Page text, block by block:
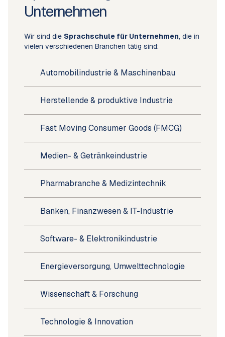
Unternehmen
Wir sind die Sprachschule für Unternehmen, die in
vielen verschiedenen Branchen tätig sind:
Automobilindustrie & Maschinenbau
Herstellende & produktive Industrie
Fast Moving Consumer Goods (FMCG)
Medien- & Getränkeindustrie
Pharmabranche & Medizintechnik
Banken, Finanzwesen & IT-Industrie
Software- & Elektronikindustrie
Energieversorgung, Umwelttechnologie
Wissenschaft & Forschung
Technologie & Innovation